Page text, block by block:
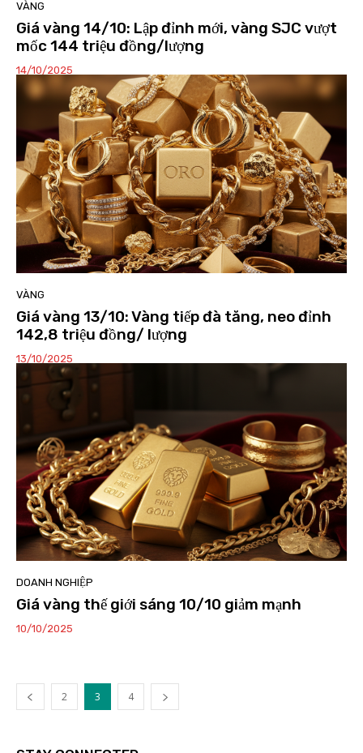
VÀNG
Giá vàng 14/10: Lập đỉnh mới, vàng SJC vượt
mốc 144 triệu đồng/lượng
14/10/2025
VÀNG
Giá vàng 13/10: Vàng tiếp đà tăng, neo đỉnh
142,8 triệu đồng/ lượng
13/10/2025
DOANH NGHIỆP
Giá vàng thế giới sáng 10/10 giảm mạnh
10/10/2025
2 3 4